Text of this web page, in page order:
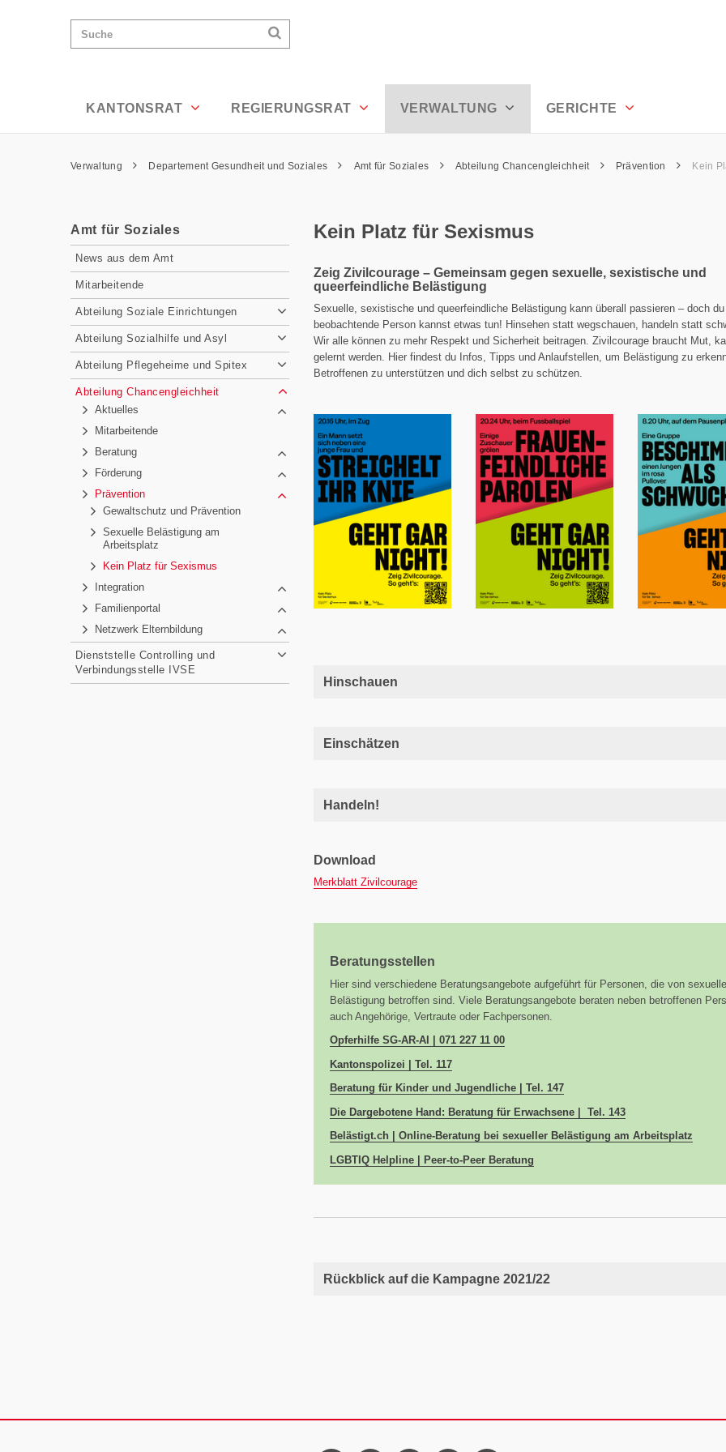
Suchen
KANTONSRAT
REGIERUNGSRAT VERWALTUNG GERICHTE
Inhalt
Pfadnavigation
Verwaltung Departement Gesundheit und Soziales Amt für Soziales Abteilung Chancengleichheit Prävention Kein
Amt für Soziales
Subnavigation
News aus dem Amt
Mitarbeitende
Abteilung Soziale Einrichtungen
Abteilung Sozialhilfe und Asyl
Abteilung Pflegeheime und Spitex
Abteilung Chancengleichheit
Aktuelles
Mitarbeitende
Beratung
Förderung
Prävention
Gewaltschutz und Prävention
Sexuelle Belästigung am
Arbeitsplatz
Kein Platz für Sexismus
Integration
Familienportal
Netzwerk Elternbildung
Dienststelle Controlling und
Verbindungsstelle IVSE
Kein Platz für Sexismus
Zeig Zivilcourage – Gemeinsam gegen sexuelle, sexistische und
queerfeindliche Belästigung
Sexuelle, sexistische und queerfeindliche Belästigung kann überall passieren – doch
beobachtende Person kannst etwas tun! Hinsehen statt wegschauen, handeln statt
Wir alle können zu mehr Respekt und Sicherheit beitragen. Zivilcourage braucht Mut,
gelernt werden. Hier findest du Infos, Tipps und Anlaufstellen, um Belästigung zu
Betroffenen zu unterstützen und dich selbst zu schützen.
Hinschauen
Einschätzen
Handeln!
Download
Merkblatt Zivilcourage
Beratungsstellen
Hier sind verschiedene Beratungsangebote aufgeführt für Personen, die von
Belästigung betroffen sind. Viele Beratungsangebote beraten neben betroffenen
auch Angehörige, Vertraute oder Fachpersonen.
Opferhilfe SG-AR-AI | 071 227 11 00
Kantonspolizei | Tel. 117
Beratung für Kinder und Jugendliche | Tel. 147
Die Dargebotene Hand: Beratung für Erwachsene | Tel. 143
Belästigt.ch | Online-Beratung bei sexueller Belästigung am Arbeitsplatz
LGBTIQ Helpline | Peer-to-Peer Beratung
Rückblick auf die Kampagne 2021/22